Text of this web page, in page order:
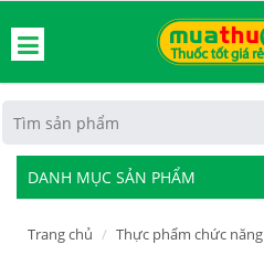
DANH MỤC SẢN PHẨM
Trang chủ Thực phẩm chức năng